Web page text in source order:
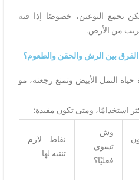
يجمع النوعين، خصوصًا إذا فيه
من الأرض.
بين الرش والحقن والطعوم؟
النمل الأبيض وتمنع رجعته، مو
استخدامًا، ومتى تكون مفيدة:
وش
تسوي
فعليًا؟
نقاط لازم
تنتبه لها